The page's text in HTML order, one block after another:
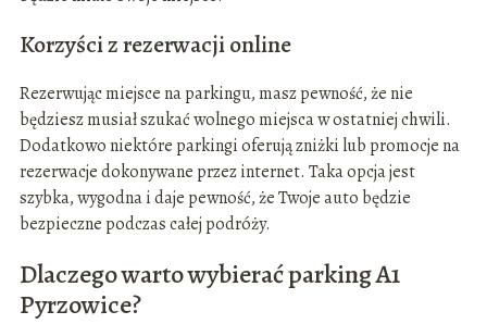
Korzyści z rezerwacji online
Rezerwując miejsce na parkingu, masz pewność, że nie
będziesz musiał szukać wolnego miejsca w ostatniej chwili.
Dodatkowo niektóre parkingi oferują zniżki lub promocje na
rezerwacje dokonywane przez internet. Taka opcja jest
szybka, wygodna i daje pewność, że Twoje auto będzie
bezpieczne podczas całej podróży.
Dlaczego warto wybierać parking A1
Pyrzowice?